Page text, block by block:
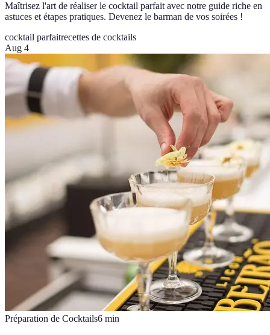
Maîtrisez l'art de réaliser le cocktail parfait avec notre guide riche en
astuces et étapes pratiques. Devenez le barman de vos soirées !
cocktail parfaitrecettes de cocktails
Aug 4
Préparation de Cocktails6 min